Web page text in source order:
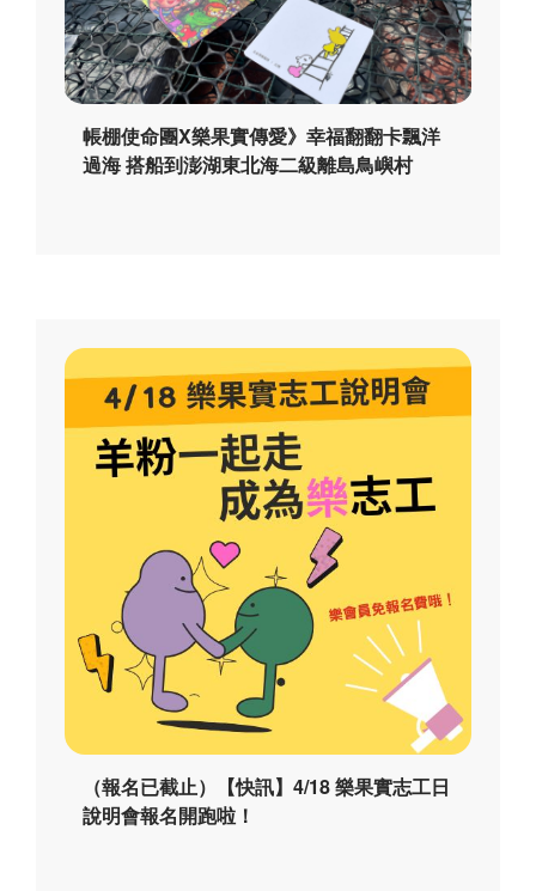
帳棚使命團X樂果實傳愛》幸福翻翻卡飄洋
過海 搭船到澎湖東北海二級離島鳥嶼村
（報名已截止）【快訊】4/18 樂果實志工日
說明會報名開跑啦！